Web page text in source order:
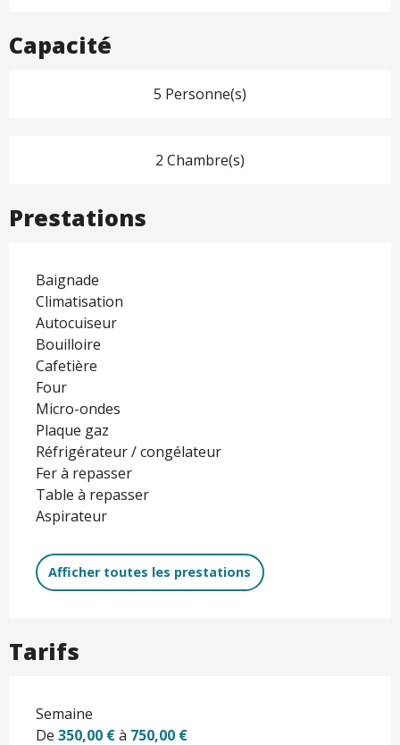
Capacité
5 Personne(s)
2 Chambre(s)
Prestations
Baignade
Climatisation
Autocuiseur
Bouilloire
Cafetière
Four
Micro-ondes
Plaque gaz
Réfrigérateur / congélateur
Fer à repasser
Table à repasser
Aspirateur
Afficher toutes les prestations
Tarifs
Semaine
De 350,00 €à 750,00 €